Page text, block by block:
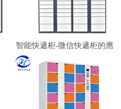
智能快遞柜-微信快遞柜的應
用場景